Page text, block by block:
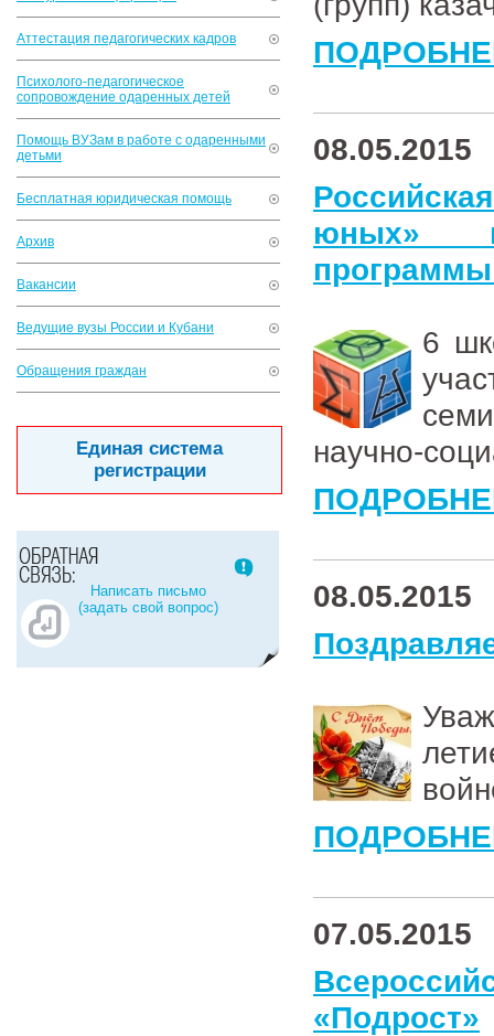
Аттестация педагогических кадров
Психолого-педагогическое
сопровождение одаренных детей
Помощь ВУЗам в работе с одаренными
детьми
Бесплатная юридическая помощь
Архив
Вакансии
Ведущие вузы России и Кубани
Обращения граждан
Единая система
регистрации
Написать письмо
(задать свой вопрос)
08.05.2015
юных» в
6
научно-
08.05.2015
07.05.2015
«Подрост»